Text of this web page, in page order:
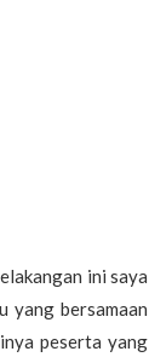
ini saya
yang bersamaan
peserta yang